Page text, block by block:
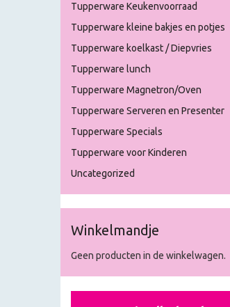
Tupperware Keukenvoorraad
Tupperware kleine bakjes en potjes
Tupperware koelkast / Diepvries
Tupperware lunch
Tupperware Magnetron/Oven
Tupperware Serveren en Presenter
Tupperware Specials
Tupperware voor Kinderen
Uncategorized
Winkelmandje
Geen producten in de winkelwagen.